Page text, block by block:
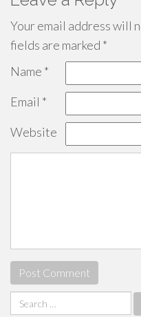
Your email address will
fields are marked *
Name *
Email *
Website
Search